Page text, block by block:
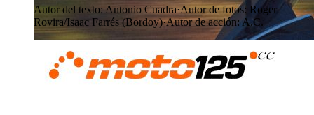
Autor del texto:Antonio Cuadra·Autor de fotos: Roger
Rovira/Isaac Farrés (Bordoy)·Autor de acción:A.C.